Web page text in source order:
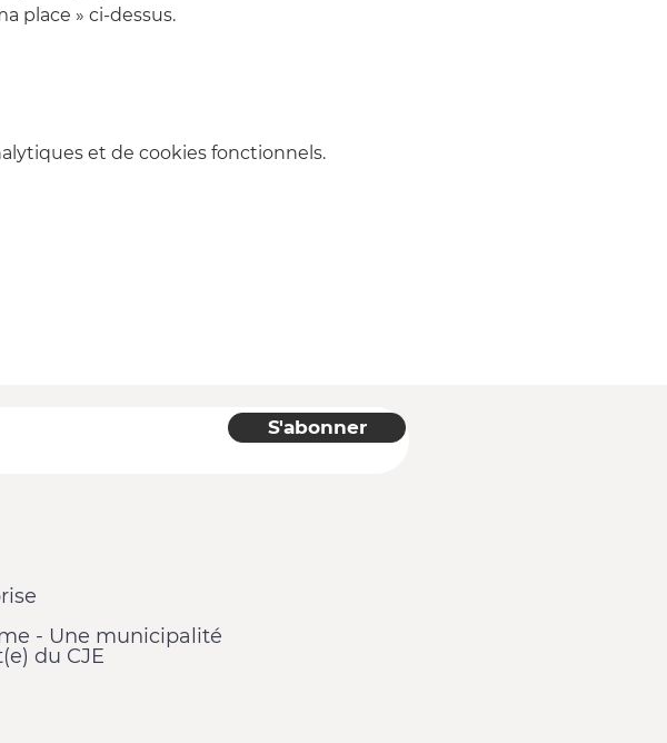
place » ci-dessus.
et de cookies fonctionnels.
S'abonner
- Une municipalité
du CJE